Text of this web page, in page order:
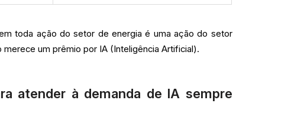
toda ação do setor de energia é uma ação do setor
um prêmio por IA (Inteligência Artificial).
atender à demanda de IA sempre